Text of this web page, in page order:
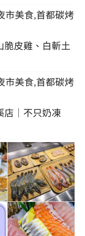
脆皮雞、白斬土
店｜不只奶凍